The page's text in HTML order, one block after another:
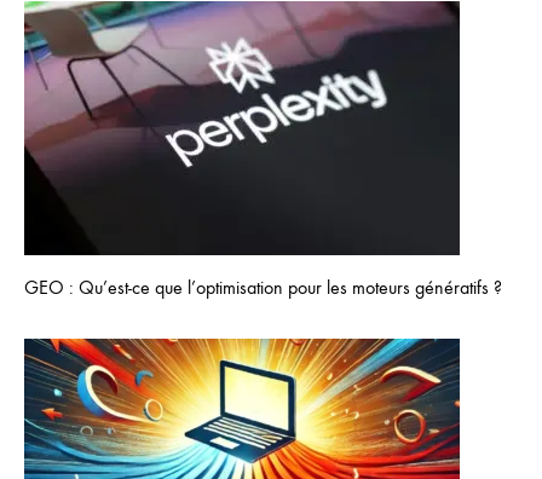
GEO : Qu’est-ce que l’optimisation pour les moteurs génératifs ?